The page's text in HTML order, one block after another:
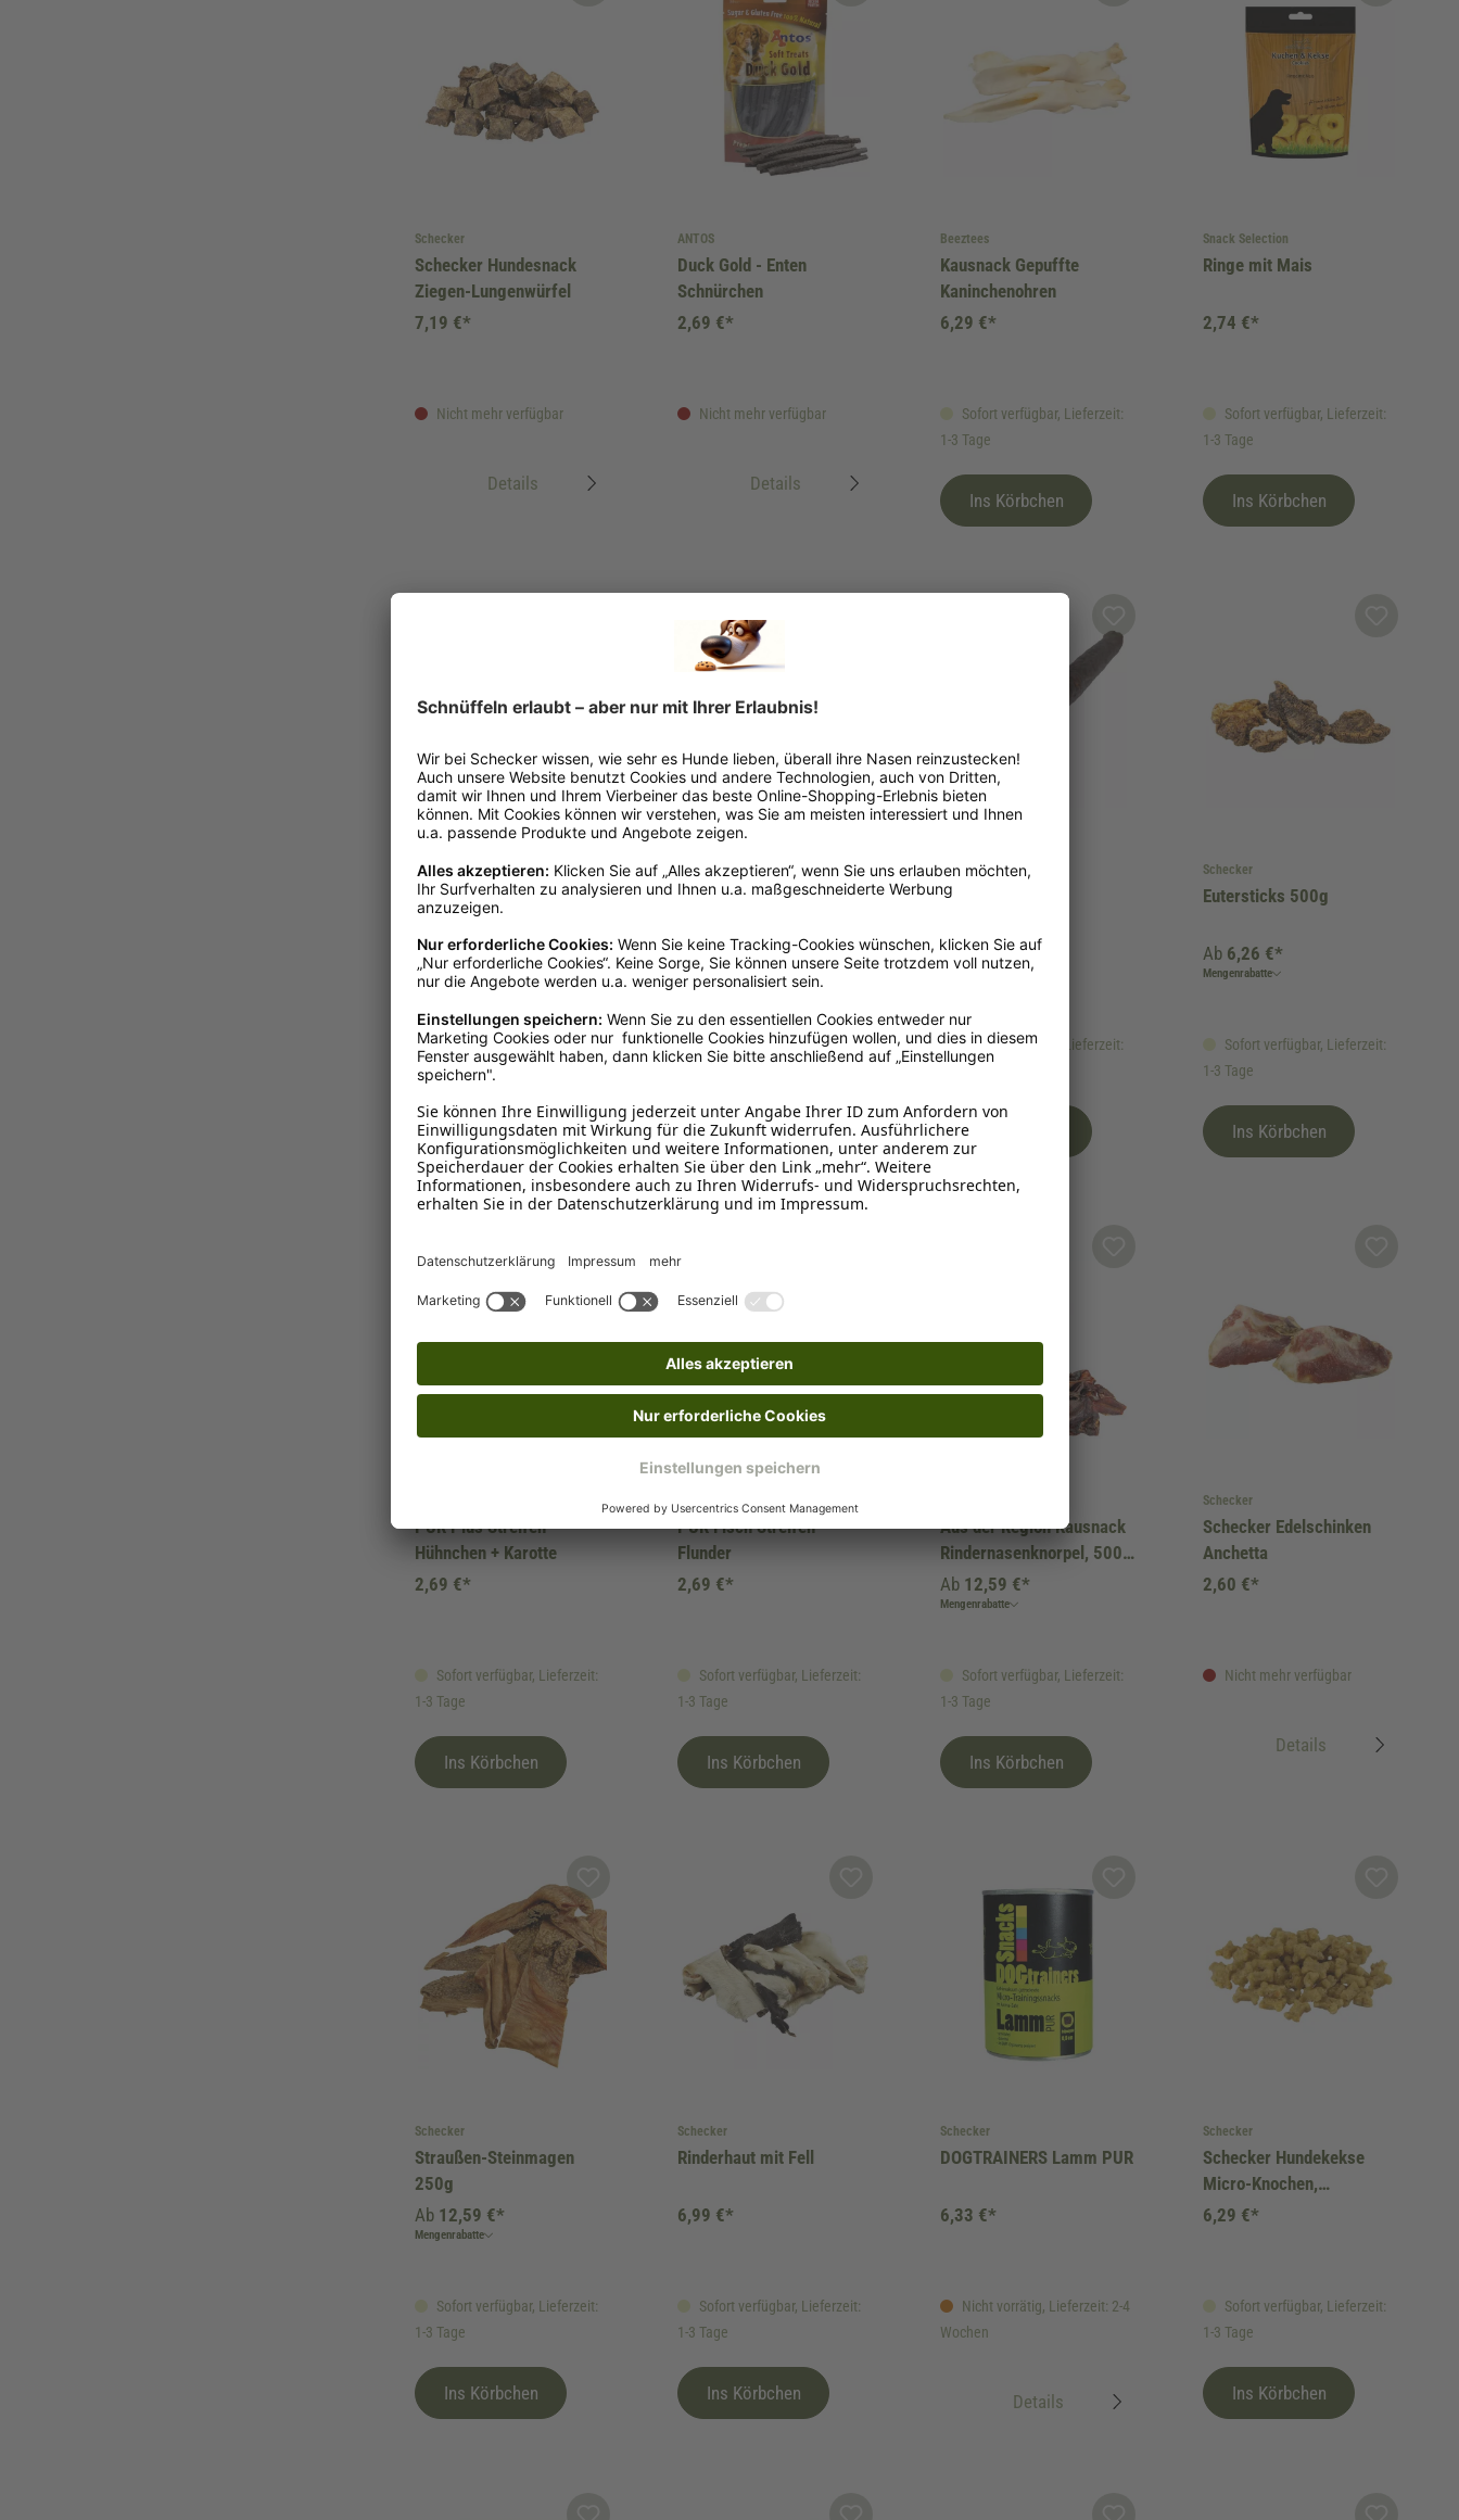
Schecker
Schecker Hundesnack
Ziegen-Lungenwürfel
Nicht mehr verfügbar
7,19 €*
Details
ANTOS
Duck Gold - Enten
Schnürchen
Nicht mehr verfügbar
2,69 €*
Details
Beeztees
Kausnack Gepuffte
Kaninchenohren
Sofort verfügbar, Lieferzeit:
1-3 Tage
6,29 €*
Ins Körbchen
Snack Selection
Ringe mit Mais
Sofort verfügbar, Lieferzeit:
1-3 Tage
2,74 €*
Ins Körbchen
Schecker
Hühnerfüße - Aus der
Region - 250g
Sofort verfügbar, Lieferzeit:
1-3 Tage
Ab5,62 €*
Mengenrabatte
Ins Körbchen
Schecker
Lamm-Pansen 500g
Sofort verfügbar, Lieferzeit:
Ab11,65 €*
Mengenrabatte
Ins Körbchen
Karlie
XXL Kauwurst
Sofort verfügbar, Lieferzeit:
1-3 Tage
4,46 €*
Ins Körbchen
Schecker
Eutersticks 500g
Sofort verfügbar, Lieferzeit:
1-3 Tage
Ab 6,26 €*
Mengenrabatte
Ins Körbchen
PUR Plus Streifen
Hühnchen + Karotte
Sofort verfügbar, Lieferzeit:
1-3 Tage
2,69 €*
Ins Körbchen
Snack Selection
PUR Fisch Streifen
Flunder
Sofort verfügbar, Lieferzeit:
1-3 Tage
2,69 €*
Ins Körbchen
Aus der Region Kausnack
Rindernasenknorpel, 500
g
Sofort verfügbar, Lieferzeit:
1-3 Tage
Ab 12,59 €*
Mengenrabatte
Ins Körbchen
Schecker
Schecker Edelschinken
Anchetta
Nicht mehr verfügbar
2,60 €*
Details
Schecker
Straußen-Steinmagen
250g
Sofort verfügbar, Lieferzeit:
1-3 Tage
Ab 12,59 €*
Mengenrabatte
Ins Körbchen
Schecker
Rinderhaut mit Fell
Sofort verfügbar, Lieferzeit:
1-3 Tage
6,99 €*
Ins Körbchen
Schecker
DOGTRAINERS Lamm PUR
Nicht vorrätig, Lieferzeit: 2-4
Wochen
6,33 €*
Details
Schecker
Schecker Hundekekse
Micro-Knochen,
getreidefrei
Sofort verfügbar, Lieferzeit:
1-3 Tage
6,29 €*
Ins Körbchen